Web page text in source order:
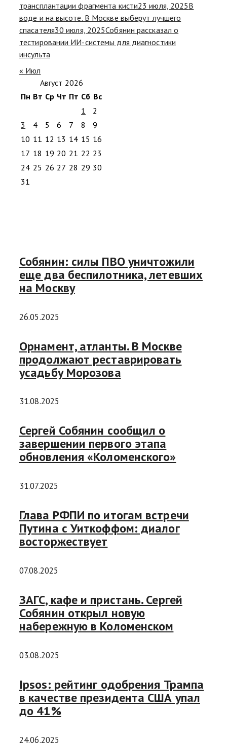
трансплантации фрагмента кисти23 июля, 2025В
воде и на высоте. В Москве выберут лучшего
спасателя30 июля, 2025Собянин рассказал о
тестировании ИИ-системы для диагностики
инсульта
« Июл
Август 2026
Пн Вт Ср Чт Пт Сб Вс
1
2
3
4 5 6 7 8
9
10 11 12 13 14 15 16
17 18 19 20 21 22 23
24 25 26 27 28 29 30
31
Собянин: силы ПВО уничтожили
еще два беспилотника, летевших
на Москву
26.05.2025
Орнамент, атланты. В Москве
продолжают реставрировать
усадьбу Морозова
31.08.2025
Сергей Собянин сообщил о
завершении первого этапа
обновления «Коломенского»
31.07.2025
Глава РФПИ по итогам встречи
Путина с Уиткоффом: диалог
восторжествует
07.08.2025
ЗАГС, кафе и пристань. Сергей
Собянин открыл новую
набережную в Коломенском
03.08.2025
Ipsos: рейтинг одобрения Трампа
в качестве президента США упал
до 41%
24.06.2025